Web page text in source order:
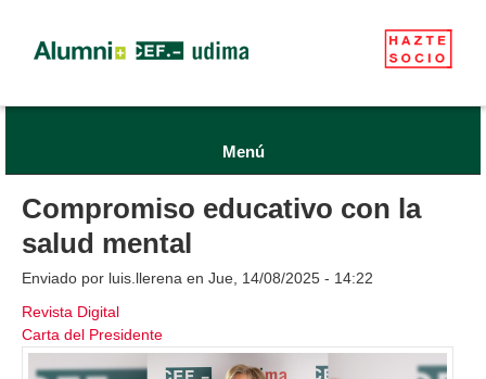
Menú
Compromiso educativo con la
salud mental
Enviado por luis.llerena en Jue, 14/08/2025 - 14:22
Revista Digital
Carta del Presidente